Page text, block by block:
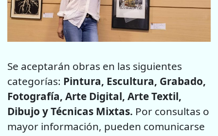
Se aceptarán obras en las siguientes
categorías: Pintura, Escultura, Grabado,
Fotografía, Arte Digital, Arte Textil,
Dibujo y Técnicas Mixtas. Por consultas o
mayor información, pueden comunicarse